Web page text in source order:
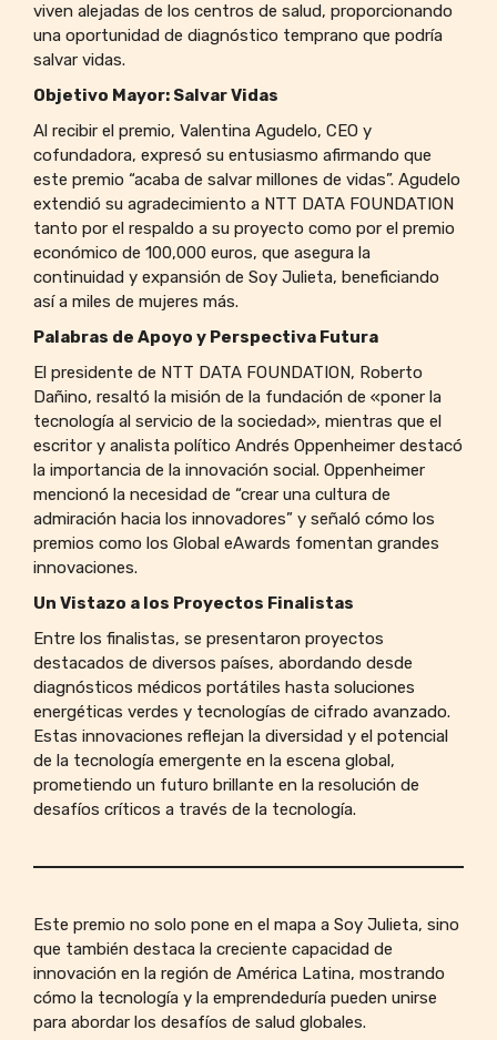
viven alejadas de los centros de salud, proporcionando
una oportunidad de diagnóstico temprano que podría
salvar vidas.
Objetivo Mayor: Salvar Vidas
Al recibir el premio, Valentina Agudelo, CEO y
cofundadora, expresó su entusiasmo afirmando que
este premio “acaba de salvar millones de vidas”. Agudelo
extendió su agradecimiento a NTT DATA FOUNDATION
tanto por el respaldo a su proyecto como por el premio
económico de 100,000 euros, que asegura la
continuidad y expansión de Soy Julieta, beneficiando
así a miles de mujeres más.
Palabras de Apoyo y Perspectiva Futura
El presidente de NTT DATA FOUNDATION, Roberto
Dañino, resaltó la misión de la fundación de «poner la
tecnología al servicio de la sociedad», mientras que el
escritor y analista político Andrés Oppenheimer destacó
la importancia de la innovación social. Oppenheimer
mencionó la necesidad de “crear una cultura de
admiración hacia los innovadores” y señaló cómo los
premios como los Global eAwards fomentan grandes
innovaciones.
Un Vistazo a los Proyectos Finalistas
Entre los finalistas, se presentaron proyectos
destacados de diversos países, abordando desde
diagnósticos médicos portátiles hasta soluciones
energéticas verdes y tecnologías de cifrado avanzado.
Estas innovaciones reflejan la diversidad y el potencial
de la tecnología emergente en la escena global,
prometiendo un futuro brillante en la resolución de
desafíos críticos a través de la tecnología.
Este premio no solo pone en el mapa a Soy Julieta, sino
que también destaca la creciente capacidad de
innovación en la región de América Latina, mostrando
cómo la tecnología y la emprendeduría pueden unirse
para abordar los desafíos de salud globales.